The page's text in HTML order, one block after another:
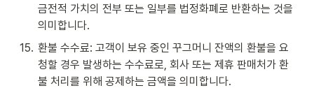
금전적 가치의 전부 또는 일부를 법정화폐로 반환하는 것을
의미합니다.
15. 환불 수수료: 고객이 보유 중인 꾸그머니 잔액의 환불을 요
청할 경우 발생하는 수수료로, 회사 또는 제휴 판매처가 환
불 처리를 위해 공제하는 금액을 의미합니다.